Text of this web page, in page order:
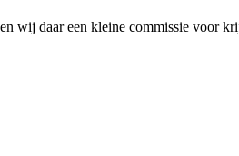
wij daar een kleine commissie voor